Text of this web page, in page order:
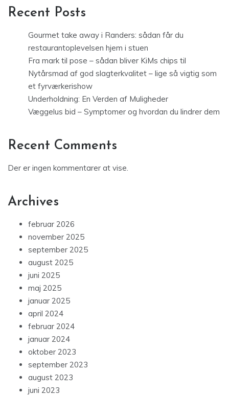
Recent Posts
Gourmet take away i Randers: sådan får du
restaurantoplevelsen hjem i stuen
Fra mark til pose – sådan bliver KiMs chips til
Nytårsmad af god slagterkvalitet – lige så vigtig som
et fyrværkerishow
Underholdning: En Verden af Muligheder
Væggelus bid – Symptomer og hvordan du lindrer dem
Recent Comments
Der er ingen kommentarer at vise.
Archives
februar 2026
november 2025
september 2025
august 2025
juni 2025
maj 2025
januar 2025
april 2024
februar 2024
januar 2024
oktober 2023
september 2023
august 2023
juni 2023